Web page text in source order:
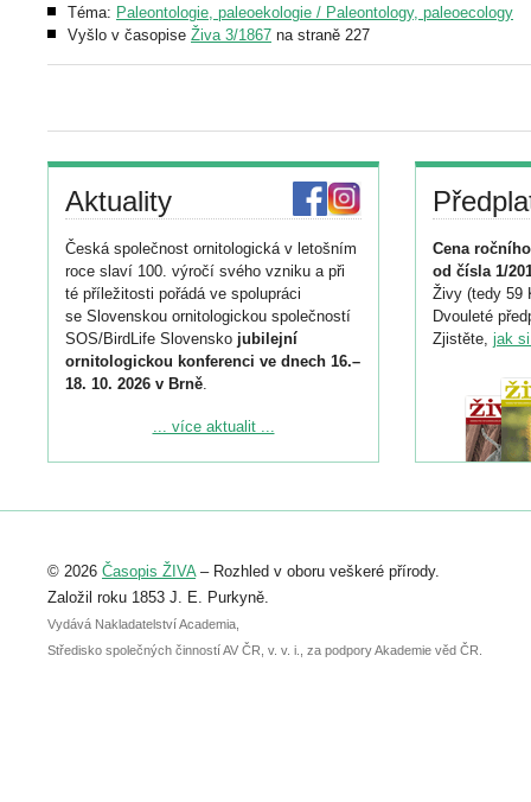
Téma: Paleontologie, paleoekologie / Paleontology, paleoecology
Vyšlo v časopise Živa 3/1867 na straně 227
Aktuality
Česká společnost ornitologická v letošním
roce slaví 100. výročí svého vzniku a při
té příležitosti pořádá ve spolupráci
se Slovenskou ornitologickou společností
SOS/BirdLife Slovensko jubilejní
ornitologickou konferenci ve dnech 16.–
18. 10. 2026 v Brně.
Podrobnější informace ke konferenci
Registrovat se můžete do 6. září.
abstraktu přihlášené přednášky nebo
posteru je už 30. června.
... více aktualit ...
Cena
od čísla 1/
Živy (tedy 59
Dvouleté
Zjistěte, jak
© 2026 Časopis ŽIVA– Rozhled v oboru veškeré přírody.
Založil roku 1853 J. E. Purkyně.
Vydává Nakladatelství Academia,
Středisko společných činností AV ČR, v. v. i., za podpory Akademie věd ČR.